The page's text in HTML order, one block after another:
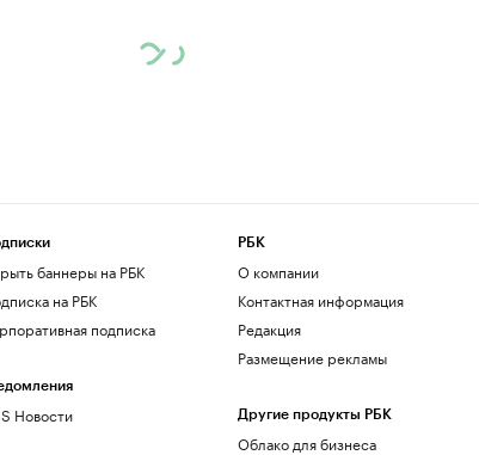
баннеры на РБК
на РБК
подписка
Новости
РБК
О компании
Контактная информация
Редакция
Размещение рекламы
Другие продукты РБК
Облако для бизнеса